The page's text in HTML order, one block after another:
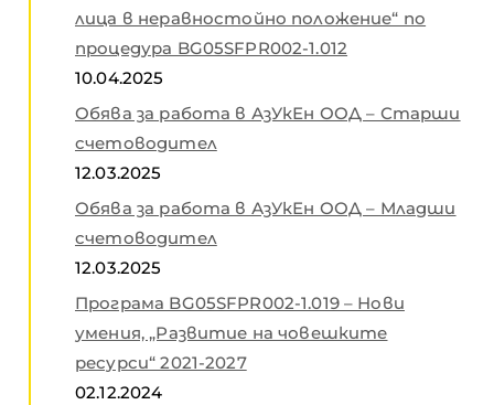
лица в неравностойно положение“ по
процедура BG05SFPR002-1.012
10.04.2025
Обява за работа в АзУкЕн ООД – Старши
счетоводител
12.03.2025
Обява за работа в АзУкЕн ООД – Младши
счетоводител
12.03.2025
Програма BG05SFPR002-1.019 – Нови
умения, „Развитие на човешките
ресурси“ 2021-2027
02.12.2024